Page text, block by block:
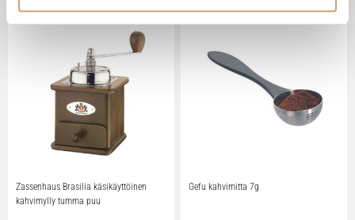
Zassenhaus Brasilia käsikäyttöinen
kahvimylly tumma puu
Gefu kahvimitta 7g